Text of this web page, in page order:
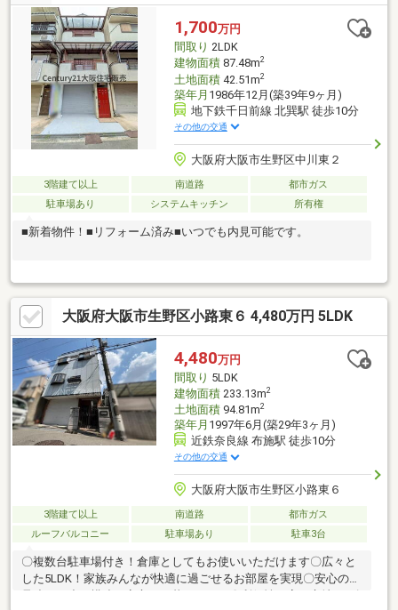
です。リノベでご自身の理想のお家づくりもでき、生活スタイル
を柔軟に組み立てられます♪
1,700万円
間取り 2LDK
建物面積87.48m2
土地面積42.51m2
築年月 1986年12月(築39年9ヶ月)
地下鉄千日前線 北巽駅 徒歩10分
その他の交通
大阪府大阪市生野区中川東２
3階建て以上 南道路
都市ガス
駐車場あり
システムキッチン 所有権
■新着物件！■リフォーム済み■いつでも内見可能です。
大阪府大阪市生野区小路東６ 4,480万円 5LDK
4,480万円
間取り 5LDK
建物面積233.13m2
土地面積94.81m2
築年月 1997年6月(築29年3ヶ月)
近鉄奈良線 布施駅 徒歩10分
その他の交通
大阪府大阪市生野区小路東６
3階建て以上 南道路
都市ガス
ルーフバルコニー
駐車場あり 駐車3台
〇複数台駐車場付き！倉庫としてもお使いいただけます〇広々と
した5LDK！家族みんなが快適に過ごせるお部屋を実現〇安心の鉄